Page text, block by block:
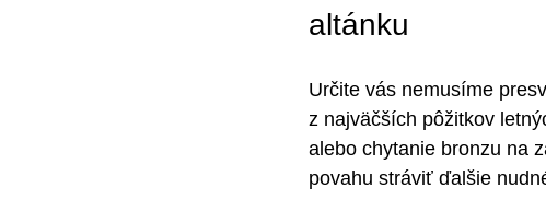
altánku
Určite vás nemusíme
z najväčších pôžitkov
alebo chytanie bronzu na
povahu stráviť ďalšie